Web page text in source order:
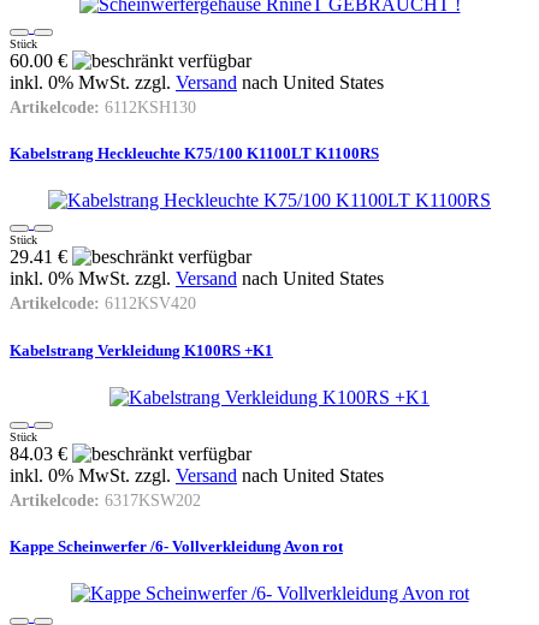
Stück
60.00 €
inkl. 0% MwSt. zzgl. Versand nach United States
Artikelcode: 6112KSH130
Kabelstrang Heckleuchte K75/100 K1100LT K1100RS
Stück
29.41 €
inkl. 0% MwSt. zzgl. Versand nach United States
Artikelcode: 6112KSV420
Kabelstrang Verkleidung K100RS +K1
Stück
84.03 €
inkl. 0% MwSt. zzgl. Versand nach United States
Artikelcode: 6317KSW202
Kappe Scheinwerfer /6- Vollverkleidung Avon rot